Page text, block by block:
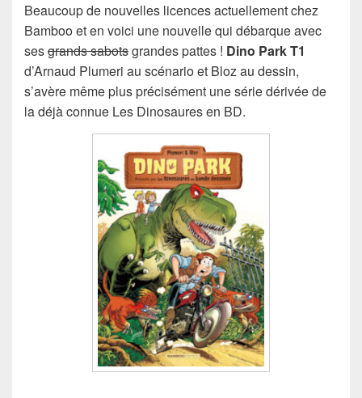
Beaucoup de nouvelles licences actuellement chez
Bamboo et en voici une nouvelle qui débarque avec
sesgrands sabotsgrandes pattes ! Dino Park T1
d’Arnaud Plumeri au scénario et Bloz au dessin,
s’avère même plus précisément une série dérivée de
la déjà connue Les Dinosaures en BD.